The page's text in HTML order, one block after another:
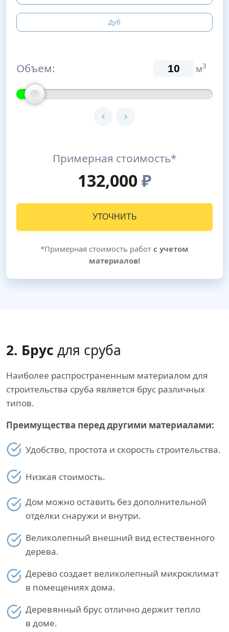
Дуб
Объем: м3
Примерная стоимость*
132,000₽
УТОЧНИТЬ
*Примерная стоимость работ с учетом
материалов!
2. Брус для сруба
Наиболее распространенным материалом для
строительства сруба является брус различных
типов.
Преимущества перед другими материалами:
Удобство, простота и скорость строительства.
Низкая стоимость.
Дом можно оставить без дополнительной
отделки снаружи и внутри.
Великолепный внешний вид естественного
дерева.
Дерево создает великолепный микроклимат
в помещениях дома.
Деревянный брус отлично держит тепло
в доме.